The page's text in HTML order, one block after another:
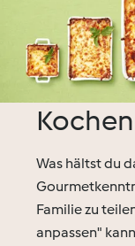
Was hältst du
Familie zu
anpassen"